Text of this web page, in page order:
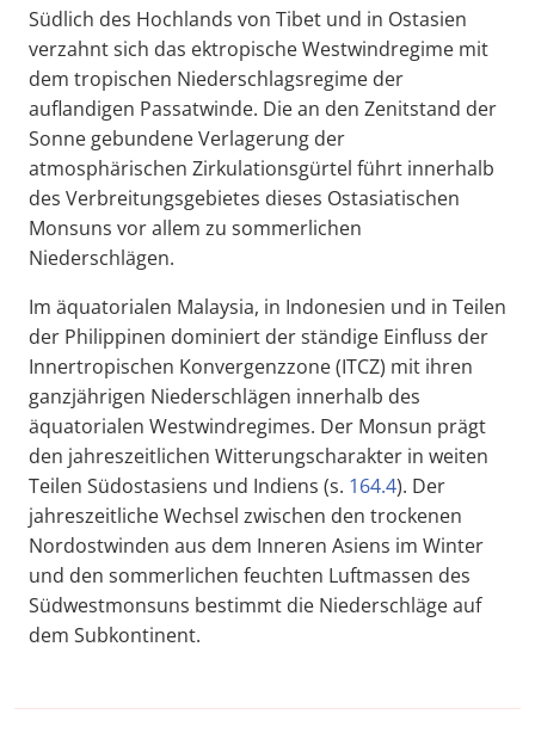
Südlich des Hochlands von Tibet und in Ostasien
verzahnt sich das ektropische Westwindregime mit
dem tropischen Niederschlagsregime der
auflandigen Passatwinde. Die an den Zenitstand der
Sonne gebundene Verlagerung der
atmosphärischen Zirkulationsgürtel führt innerhalb
des Verbreitungsgebietes dieses Ostasiatischen
Monsuns vor allem zu sommerlichen
Niederschlägen.
Im äquatorialen Malaysia, in Indonesien und in Teilen
der Philippinen dominiert der ständige Einfluss der
Innertropischen Konvergenzzone (ITCZ) mit ihren
ganzjährigen Niederschlägen innerhalb des
äquatorialen Westwindregimes. Der Monsun prägt
den jahreszeitlichen Witterungscharakter in weiten
Teilen Südostasiens und Indiens (s. 164.4). Der
jahreszeitliche Wechsel zwischen den trockenen
Nordostwinden aus dem Inneren Asiens im Winter
und den sommerlichen feuchten Luftmassen des
Südwestmonsuns bestimmt die Niederschläge auf
dem Subkontinent.